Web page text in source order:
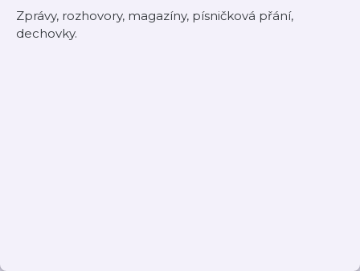
Zprávy, rozhovory, magazíny, písničková přání,
dechovky.